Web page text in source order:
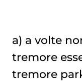
a) a volte
tremore
tremore